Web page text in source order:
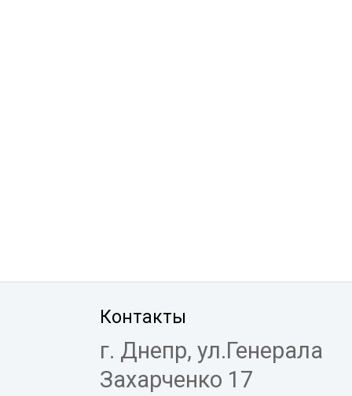
Контакты
г. Днепр, ул.Генерала
Захарченко 17